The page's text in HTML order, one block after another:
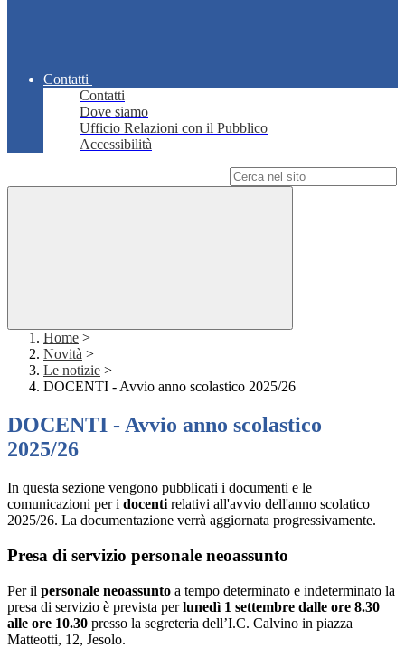
Contatti
Contatti
Dove siamo
Ufficio Relazioni con il Pubblico
Accessibilità
Home >
Novità >
Le notizie >
DOCENTI - Avvio anno scolastico 2025/26
DOCENTI - Avvio anno scolastico
2025/26
In questa sezione vengono pubblicati i documenti e le
comunicazioni per i docenti relativi all'avvio dell'anno scolatico
2025/26. La documentazione verrà aggiornata progressivamente.
Presa di servizio personale neoassunto
Per il personale neoassunto a tempo determinato e indeterminato la
presa di servizio è prevista perlunedì 1 settembre dalle ore 8.30
alle ore 10.30 presso la segreteria dell’I.C. Calvino in piazza
Matteotti, 12, Jesolo.